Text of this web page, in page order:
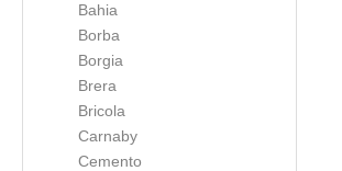
Bahia
Borba
Borgia
Brera
Bricola
Carnaby
Cemento